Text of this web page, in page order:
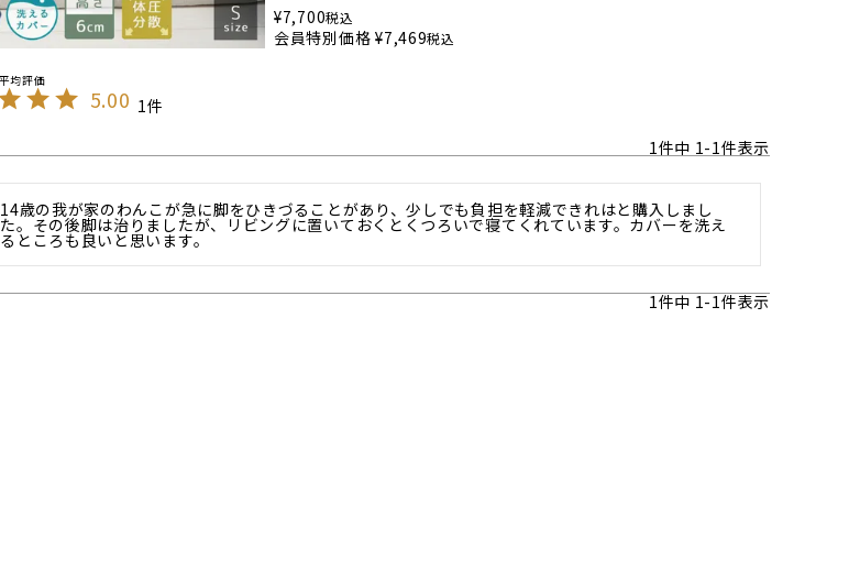
¥7,700税込
会員特別価格 ¥7,469税込
5.00 1
1件中 1-1件表示
14歳の我が家のわんこが急に脚をひきづることがあり、少しでも負担を軽減できれはと購入しまし
た。その後脚は治りましたが、リビングに置いておくとくつろいで寝てくれています。カバーを洗え
るところも良いと思います。
1件中1-1件表示